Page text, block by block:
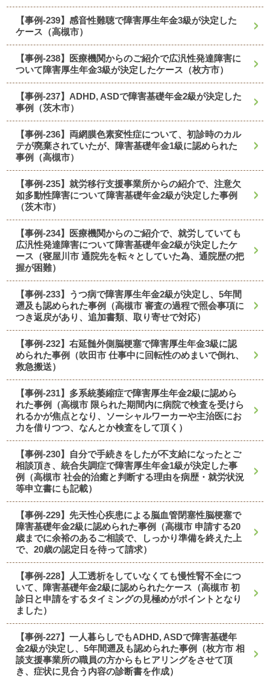
【事例-239】感音性難聴で障害厚生年金3級が決定した
ケース（高槻市）
【事例-238】医療機関からのご紹介で広汎性発達障害に
ついて障害厚生年金3級が決定したケース（枚方市）
【事例-237】ADHD, ASDで障害基礎年金2級が決定した
事例（茨木市）
【事例-236】両網膜色素変性症について、初診時のカル
テが廃棄されていたが、障害基礎年金1級に認められた
事例（高槻市）
【事例-235】就労移行支援事業所からの紹介で、注意欠
如多動性障害について障害基礎年金2級が決定した事例
（茨木市）
【事例-234】医療機関からのご紹介で、就労していても
広汎性発達障害について障害基礎年金2級が決定したケ
ース（寝屋川市 通院先を転々としていた為、通院歴の把
握が困難）
【事例-233】うつ病で障害厚生年金2級が決定し、5年間
遡及も認められた事例（高槻市 審査の過程で照会事項に
つき返戻があり、追加書類、取り寄せで対応）
【事例-232】右延髄外側脳梗塞で障害厚生年金3級に認
められた事例（吹田市 仕事中に回転性のめまいで倒れ、
救急搬送）
【事例-231】多系統萎縮症で障害厚生年金2級に認めら
れた事例（高槻市 限られた期間内に病院で検査を受けら
れるかが焦点となり、ソーシャルワーカーや主治医にお
力を借りつつ、なんとか検査をして頂く）
【事例-230】自分で手続きをしたが不支給になったとご
相談頂き、統合失調症で障害厚生年金1級が決定した事
例（高槻市 社会的治癒と判断する理由を病歴・就労状況
等申立書にも記載）
【事例-229】先天性心疾患による脳血管閉塞性脳梗塞で
障害基礎年金2級に認められた事例（高槻市 申請する20
歳までに余裕のあるご相談で、しっかり準備を終えた上
で、20歳の認定日を待って請求）
【事例-228】人工透析をしていなくても慢性腎不全につ
いて、障害基礎年金2級に認められたケース（高槻市 初
診日と申請をするタイミングの見極めがポイントとなり
ました）
【事例-227】一人暮らしでもADHD, ASDで障害基礎年
金2級が決定し、5年間遡及も認められた事例（枚方市 相
談支援事業所の職員の方からもヒアリングをさせて頂
き、症状に見合う内容の診断書を作成）